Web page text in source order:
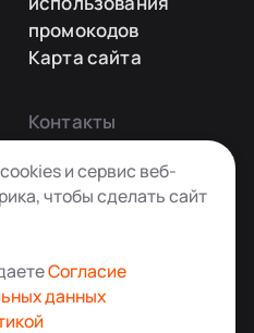
промокодов
Карта сайта
Контакты
Заказать звонок
+7 495 181-55-45
info@kladovkin.ru
и сервис веб-
чтобы сделать сайт
Согласие
данных